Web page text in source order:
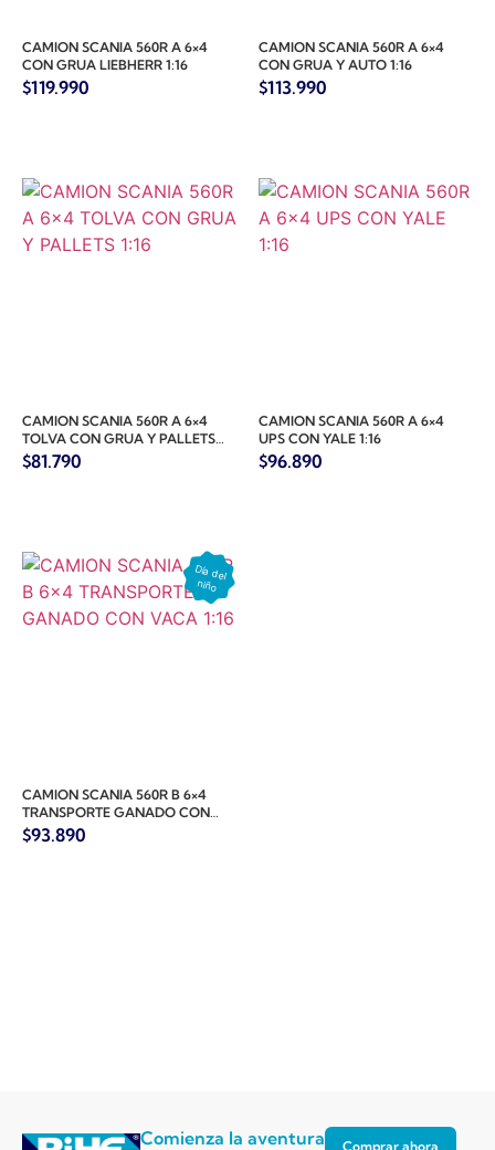
CAMION SCANIA 560R A 6×4
CON GRUA LIEBHERR 1:16
$119.990
CAMION SCANIA 560R A 6×4
CON GRUA Y AUTO 1:16
$113.990
CAMION SCANIA 560R A 6×4
TOLVA CON GRUA Y PALLETS
1:16
$81.790
CAMION SCANIA 560R A 6×4
UPS CON YALE 1:16
$96.890
CAMION SCANIA 560R B 6×4
TRANSPORTE GANADO CON
VACA 1:16
$93.890
Comienza la aventura Comprar ahora